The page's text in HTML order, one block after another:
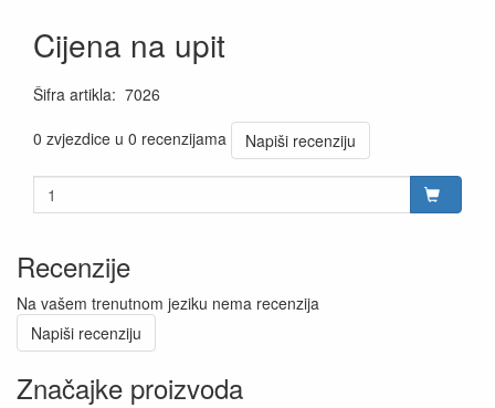
Cijena na upit
Šifra artikla: 7026
0 zvjezdice u 0 recenzijama
Napiši recenziju
Recenzije
Na vašem trenutnom jeziku nema recenzija
Napiši recenziju
Značajke proizvoda